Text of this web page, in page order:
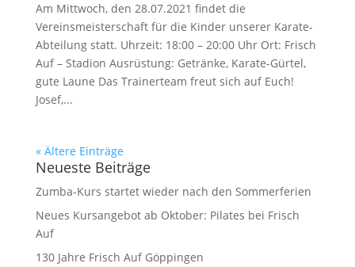
Am Mittwoch, den 28.07.2021 findet die
Vereinsmeisterschaft für die Kinder unserer Karate-
Abteilung statt. Uhrzeit: 18:00 – 20:00 Uhr Ort: Frisch
Auf – Stadion Ausrüstung: Getränke, Karate-Gürtel,
gute Laune Das Trainerteam freut sich auf Euch!
Josef,...
« Ältere Einträge
Neueste Beiträge
Zumba-Kurs startet wieder nach den Sommerferien
Neues Kursangebot ab Oktober: Pilates bei Frisch
Auf
130 Jahre Frisch Auf Göppingen